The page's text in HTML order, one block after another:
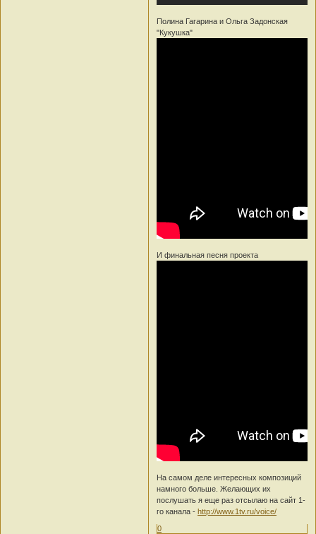
Полина Гагарина и Ольга Задонская
"Кукушка"
И финальная песня проекта
На самом деле интересных композиций
намного больше. Желающих их
послушать я еще раз отсылаю на сайт 1-
го канала - http://www.1tv.ru/voice/
0